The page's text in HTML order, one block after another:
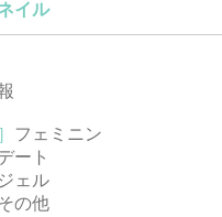
イル
フェミニン
ート
ジェル
の他